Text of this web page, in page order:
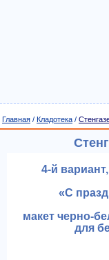
Главная / Кладотека /
4-й
«С
макет черно-
для